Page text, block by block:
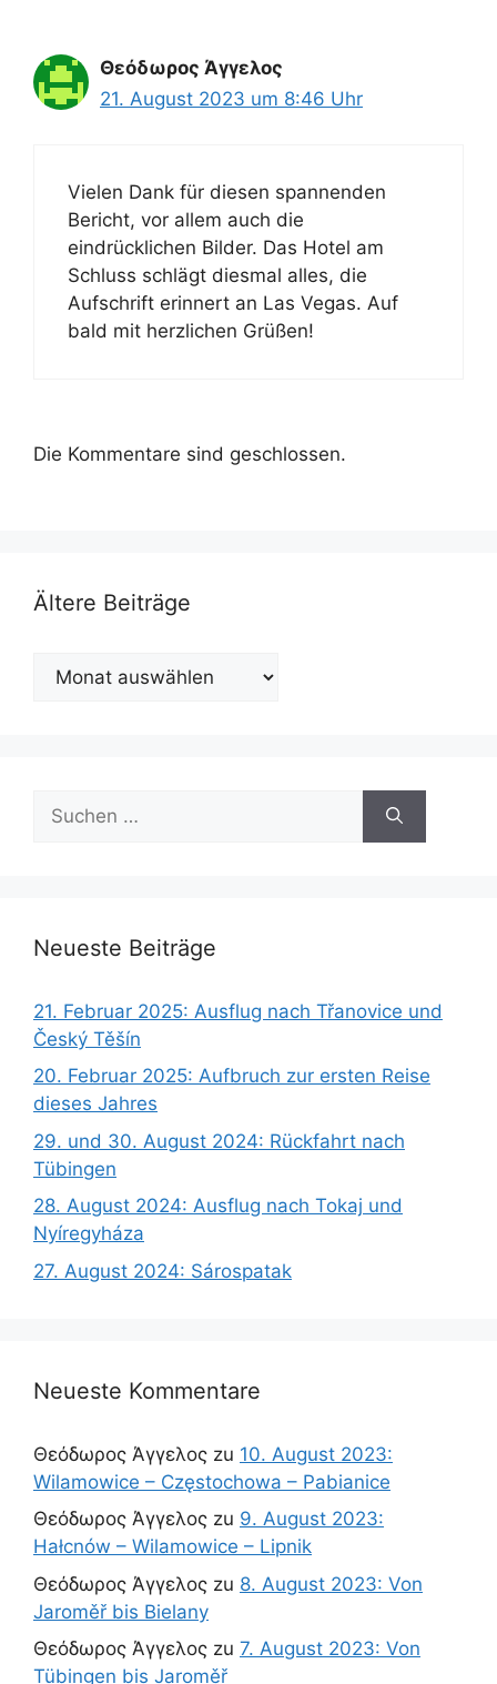
Θεόδωρος Άγγελος
21. August 2023 um 8:46 Uhr
Vielen Dank für diesen spannenden
Bericht, vor allem auch die
eindrücklichen Bilder. Das Hotel am
Schluss schlägt diesmal alles, die
Aufschrift erinnert an Las Vegas. Auf
bald mit herzlichen Grüßen!
Die Kommentare sind geschlossen.
Ältere Beiträge
Ältere
Beiträge
nach:
Neueste Beiträge
21. Februar 2025: Ausflug nach Třanovice und
Český Těšín
20. Februar 2025: Aufbruch zur ersten Reise
dieses Jahres
29. und 30. August 2024: Rückfahrt nach
Tübingen
28. August 2024: Ausflug nach Tokaj und
Nyíregyháza
27. August 2024: Sárospatak
Neueste Kommentare
Θεόδωρος Άγγελος zu 10. August 2023:
Wilamowice – Częstochowa – Pabianice
Θεόδωρος Άγγελος zu 9. August 2023:
Hałcnów – Wilamowice – Lipnik
Θεόδωρος Άγγελος zu 8. August 2023: Von
Jaroměř bis Bielany
Θεόδωρος Άγγελος zu 7. August 2023: Von
Tübingen bis Jaroměř